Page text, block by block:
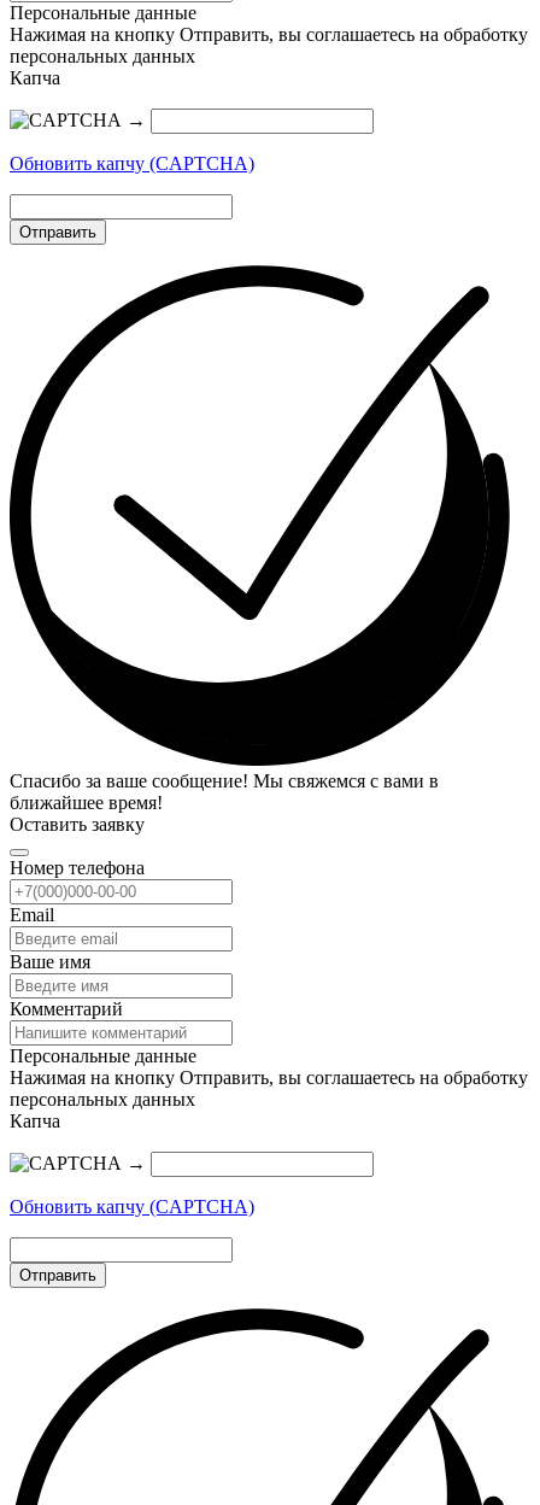
Персональные данные
Нажимая на кнопку Отправить, вы соглашаетесь на обработку
персональных данных
Капча
→
Обновить капчу (CAPTCHA)
Отправить
Спасибо за ваше сообщение! Мы свяжемся с вами в
ближайшее время!
Оставить заявку
Номер телефона
Email
Ваше имя
Комментарий
Персональные данные
Нажимая на кнопку Отправить, вы соглашаетесь на обработку
персональных данных
Капча
→
Обновить капчу (CAPTCHA)
Отправить